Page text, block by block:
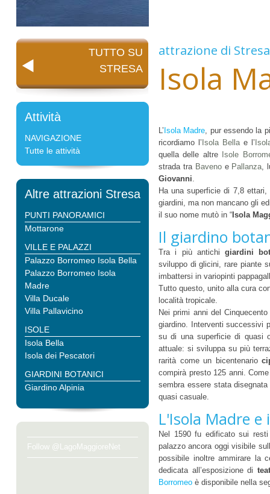
TUTTO SU
STRESA
Attività
NAVIGAZIONE
Tutte le attività
Altre attrazioni Stresa
PUNTI PANORAMICI
Mottarone
VILLE E PALAZZI
Palazzo Borromeo Isola Bella
Palazzo Borromeo Isola
Madre
Villa Ducale
Villa Pallavicino
ISOLE
Isola Bella
Isola dei Pescatori
GIARDINI BOTANICI
Giardino Alpinia
Follow @LagoMaggioreNet
attrazione di Stresa
Isola
L’ Isola Madre, pur essendo la
ricordiamo l’ Isola Bellae l’
quella delle altre
Isole
strada tra Bavenoe Pallanza,
Giovanni.
Ha una superficie di 7,8
giardini, ma non mancano gli
il suo nome mutò in “ Isola
Il giardino
Tra i più antichi giardini
sviluppo di glicini, rare piante
imbattersi in variopinti
Tutto questo, unito alla cura
località tropicale.
Nei primi anni del
giardino. Interventi successivi
su di una superficie di quasi
attuale: si sviluppa su più
rarità come un bicentenario
compirà presto 125 anni.
sembra essere stata
quasi casuale.
L'Isola Madre e
Nel 1590 fu edificato sui
palazzo ancora oggi visibile
possibile inoltre ammirare la
dedicata all’esposizione di
Borromeo è disponibile nella